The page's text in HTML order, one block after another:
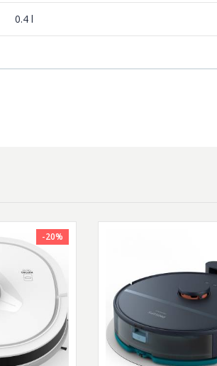
casei tale este cea mai importanta! Asa ca
deci poate fi pastrat curat si igienic.
Fi.
si oriunde. Folosind aplicatia
0.4 l
-20%